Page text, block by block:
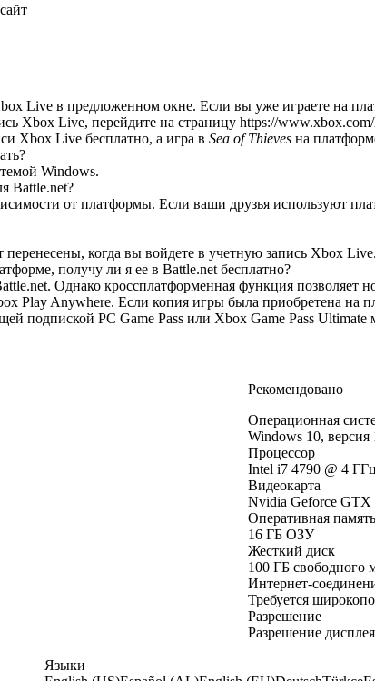
Live в предложенном окне. Если вы уже играете на
Xbox Live, перейдите на страницу https://
Xbox Live бесплатно, а игра в Sea of Thieves на
Windows.
Battle.net?
от платформы. Если ваши друзья используют
когда вы войдете в учетную запись Xbox
получу ли я ее в Battle.net бесплатно?
Однако кроссплатформенная функция позволяет
Play Anywhere. Если копия игры была приобретена на
подпиской PC Game Pass или Xbox Game Pass Ultimate
Рекомендовано
Операционная
Windows 10,
Процессор
Intel i7 4790 @ 4
Видеокарта
Nvidia Geforce
Оперативная память
16 ГБ ОЗУ
Жесткий диск
100 ГБ свободного
Интернет-
Требуется
Разрешение
Разрешение
Языки